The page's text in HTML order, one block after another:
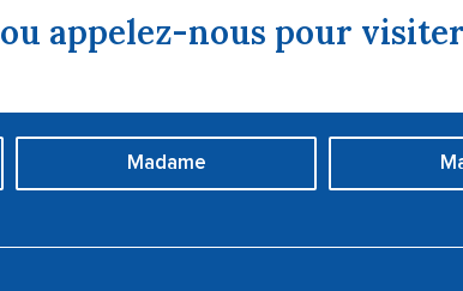
appelez-nous pour
Madame